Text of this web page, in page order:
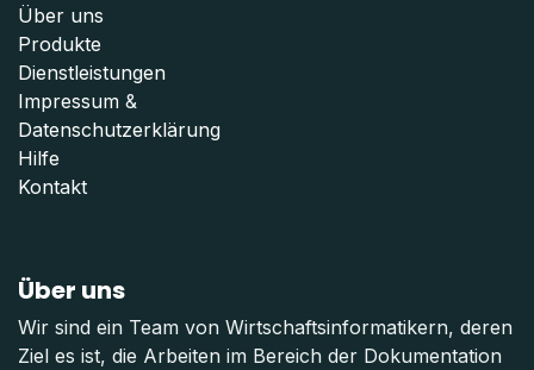
Über uns
Produkte
Dienstleistungen
Impressum &
Datenschutzerklärung
Hilfe
Kontakt
Über uns
Wir sind ein Team von Wirtschaftsinformatikern, deren
Ziel es ist, die Arbeiten im Bereich der Dokumentation